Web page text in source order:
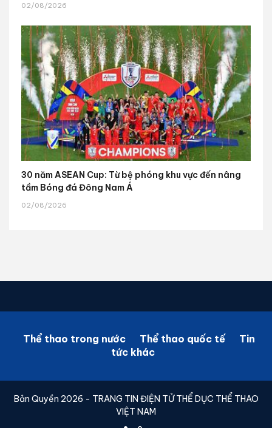
02/08/2026
30 năm ASEAN Cup: Từ bệ phóng khu vực đến nâng
tầm Bóng đá Đông Nam Á
02/08/2026
Thể thao trong nước Thể thao quốc tế
Tin
tức khác
Bản Quyền 2026 - TRANG TIN ĐIỆN TỬ THỂ DỤC THỂ THAO
VIỆT NAM